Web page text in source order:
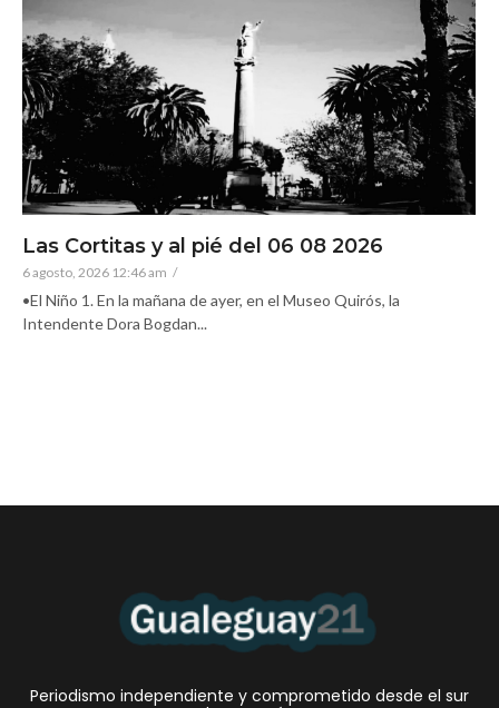
Las Cortitas y al pié del 06 08 2026
6 agosto, 2026 12:46 am /
•El Niño 1. En la mañana de ayer, en el Museo Quirós, la
Intendente Dora Bogdan...
Periodismo independiente y comprometido desde el sur